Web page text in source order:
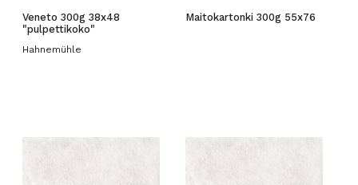
Veneto 300g 38x48
"pulpettikoko"
Hahnemühle
Maitokartonki 300g 55x76